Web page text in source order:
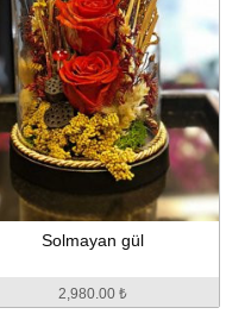
Solmayan gül
2,980.00 ₺